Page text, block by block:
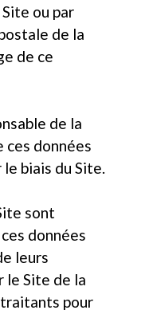
ou par
de la
de ce
de la
données
biais du Site.
sont
données
leurs
le Site de la
pour